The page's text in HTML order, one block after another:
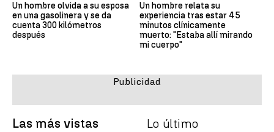
Un hombre olvida a su esposa
en una gasolinera y se da
cuenta 300 kilómetros
después
Un hombre relata su
experiencia tras estar 45
minutos clínicamente
muerto: "Estaba allí mirando
mi cuerpo"
Las más vistas Lo último